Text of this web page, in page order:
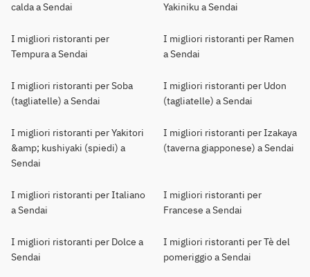
calda a Sendai
Yakiniku a Sendai
I migliori ristoranti per
Tempura a Sendai
I migliori ristoranti per Ramen
a Sendai
I migliori ristoranti per Soba
(tagliatelle) a Sendai
I migliori ristoranti per Udon
(tagliatelle) a Sendai
I migliori ristoranti per Yakitori
&amp; kushiyaki (spiedi) a
Sendai
I migliori ristoranti per Izakaya
(taverna giapponese) a Sendai
I migliori ristoranti per Italiano
a Sendai
I migliori ristoranti per
Francese a Sendai
I migliori ristoranti per Dolce a
Sendai
I migliori ristoranti per Tè del
pomeriggio a Sendai